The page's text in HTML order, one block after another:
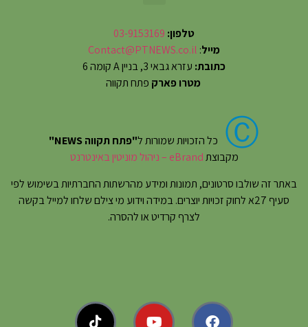
טלפון: 03-9153169
מייל:
Contact@PTNEWS.co.il
כתובת: עזרא גבאי 3, בניין A קומה 6
מטרו פארק פתח תקווה
Ⓒ כל הזכויות שמורות ל"פתח תקווה NEWS"
מקבוצתeBrand – ניהול מוניטין באינטרנט
באתר זה שולבו סרטונים, תמונות ומידע מהרשתות החברתיות בשימוש לפי
סעיף 27א לחוק זכויות יוצרים. במידה וידוע מי צילם שלחו למייל בקשה
לצרף קרדיט או להסרה.